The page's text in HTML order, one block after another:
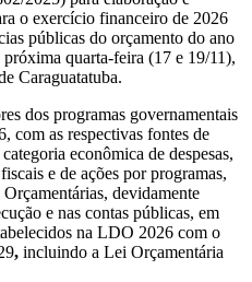
o exercício financeiro de 2026
públicas do orçamento do ano
quarta-feira (17 e 19/11),
Caraguatatuba.
dos programas governamentais
com as respectivas fontes de
econômica de despesas,
e de ações por programas,
devidamente
e nas contas públicas, em
na LDO 2026 com o
, incluindo a Lei Orçamentária